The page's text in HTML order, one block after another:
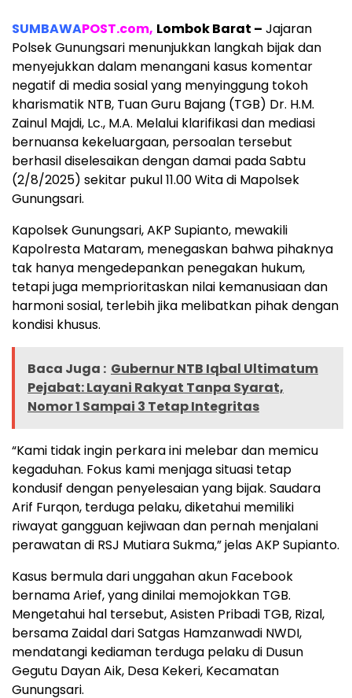
SUMBAWAPOST.com, Lombok Barat – Jajaran
Polsek Gunungsari menunjukkan langkah bijak dan
menyejukkan dalam menangani kasus komentar
negatif di media sosial yang menyinggung tokoh
kharismatik NTB, Tuan Guru Bajang (TGB) Dr. H.M.
Zainul Majdi, Lc., M.A. Melalui klarifikasi dan mediasi
bernuansa kekeluargaan, persoalan tersebut
berhasil diselesaikan dengan damai pada Sabtu
(2/8/2025) sekitar pukul 11.00 Wita di Mapolsek
Gunungsari.
Kapolsek Gunungsari, AKP Supianto, mewakili
Kapolresta Mataram, menegaskan bahwa pihaknya
tak hanya mengedepankan penegakan hukum,
tetapi juga memprioritaskan nilai kemanusiaan dan
harmoni sosial, terlebih jika melibatkan pihak dengan
kondisi khusus.
Baca Juga : Gubernur NTB Iqbal Ultimatum
Pejabat: Layani Rakyat Tanpa Syarat,
Nomor 1 Sampai 3 Tetap Integritas
“Kami tidak ingin perkara ini melebar dan memicu
kegaduhan. Fokus kami menjaga situasi tetap
kondusif dengan penyelesaian yang bijak. Saudara
Arif Furqon, terduga pelaku, diketahui memiliki
riwayat gangguan kejiwaan dan pernah menjalani
perawatan di RSJ Mutiara Sukma,” jelas AKP Supianto.
Kasus bermula dari unggahan akun Facebook
bernama Arief, yang dinilai memojokkan TGB.
Mengetahui hal tersebut, Asisten Pribadi TGB, Rizal,
bersama Zaidal dari Satgas Hamzanwadi NWDI,
mendatangi kediaman terduga pelaku di Dusun
Gegutu Dayan Aik, Desa Kekeri, Kecamatan
Gunungsari.